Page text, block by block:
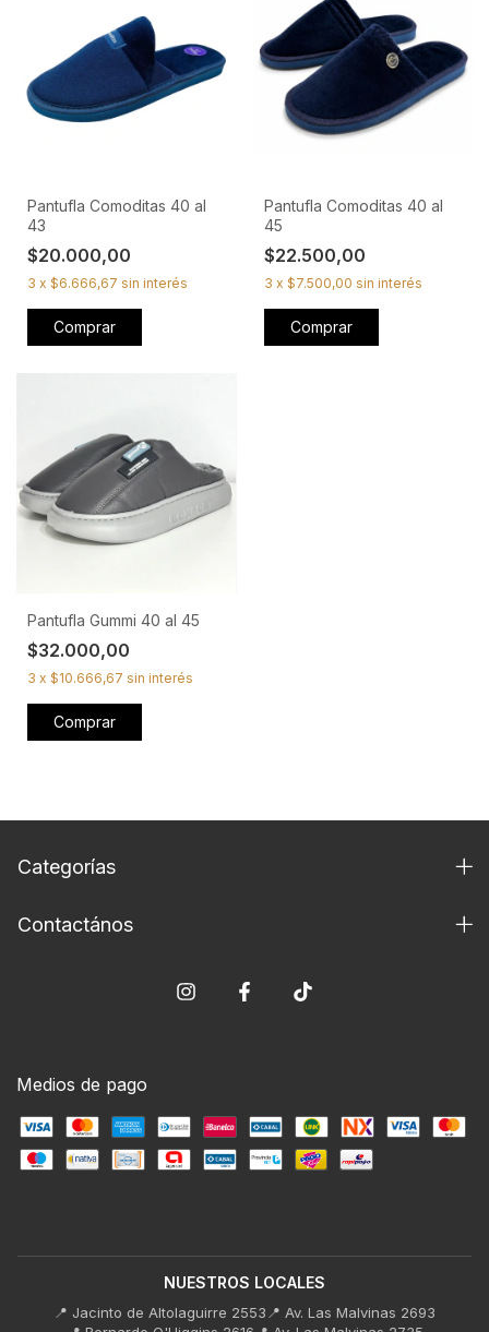
Pantufla Comoditas 40 al
43
$20.000,00
3 x $6.666,67 sin interés
Comprar
Pantufla Comoditas 40 al
45
$22.500,00
3 x $7.500,00 sin interés
Comprar
Pantufla Gummi 40 al 45
$32.000,00
3 x $10.666,67 sin interés
Comprar
Categorías
Contactános
Medios de pago
NUESTROS LOCALES
📍 Jacinto de Altolaguirre 2553📍 Av. Las Malvinas 2693